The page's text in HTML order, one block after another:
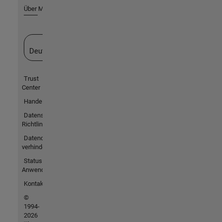
Über MathWorks
Deutschland
Trust
Center
Handelsmarken
Datenschutz-
Richtlinien
Datendiebstahl
verhindern
Status von
Anwendungen
Kontakt
©
1994-
2026